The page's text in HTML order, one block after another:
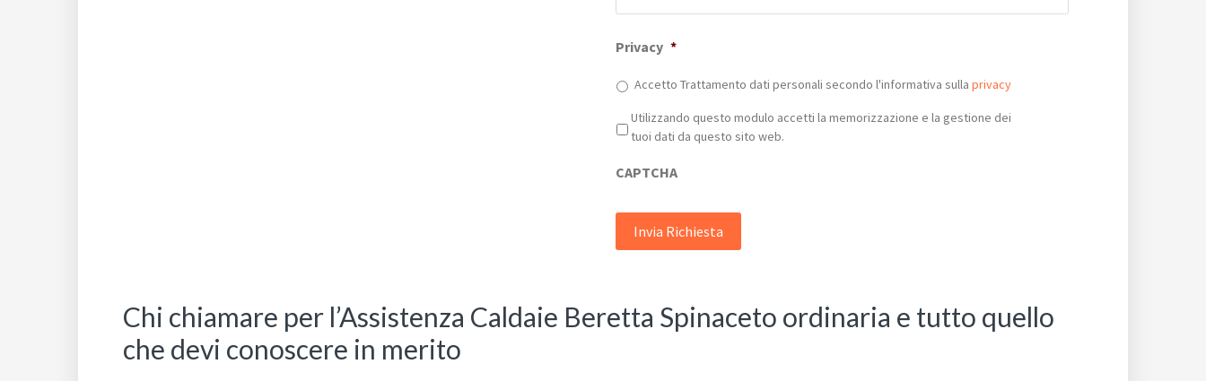
Privacy *
Accetto Trattamento dati personali secondo l'informativa sulla privacy
Privacy *
Utilizzando questo modulo accetti la memorizzazione e la gestione dei
tuoi dati da questo sito web.
CAPTCHA
Chi chiamare per l’Assistenza Caldaie Beretta Spinaceto ordinaria e tutto quello
che devi conoscere in merito